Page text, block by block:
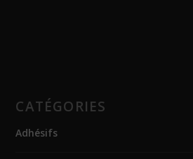
CATÉGORIES
Adhésifs